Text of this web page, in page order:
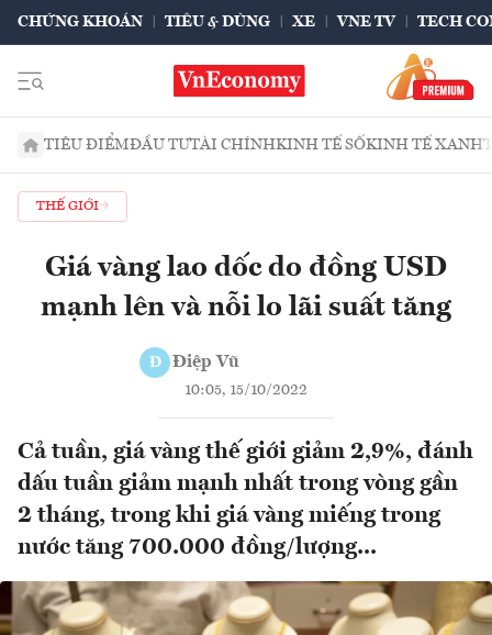
CHỨNG KHOÁN TIÊU & DÙNG XE VNE TV TECH
TIÊU ĐIỂMĐẦU TƯTÀI CHÍNHKINH TẾ SỐKINH TẾ XANH
THẾ GIỚI
Giá vàng lao dốc do đồng USD
mạnh lên và nỗi lo lãi suất tăng
Đ Điệp Vũ
10:05, 15/10/2022
Cả tuần, giá vàng thế giới giảm 2,9%, đánh
dấu tuần giảm mạnh nhất trong vòng gần
2 tháng, trong khi giá vàng miếng trong
nước tăng 700.000 đồng/lượng...